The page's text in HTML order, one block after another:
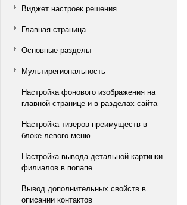
Виджет настроек решения
Главная страница
Основные разделы
Мультирегиональность
Настройка фонового изображения на
главной странице и в разделах сайта
Настройка тизеров преимуществ в
блоке левого меню
Настройка вывода детальной картинки
филиалов в попапе
Вывод дополнительных свойств в
описании контактов